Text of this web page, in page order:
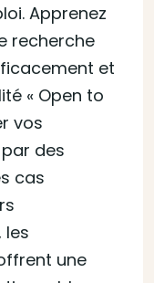
Apprenez
recherche
et
« Open to
vos
des
cas
les
une